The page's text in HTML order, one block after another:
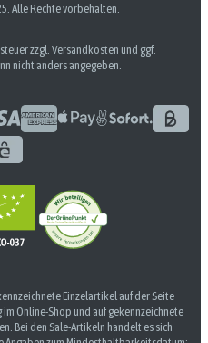
Alle Rechte vorbehalten.
zzgl. Versandkosten und ggf.
nicht anders angegeben.
Einzelartikel auf der Seite
im Online-Shop und auf gekennzeichnete
Bei den Sale-Artikeln handelt es sich